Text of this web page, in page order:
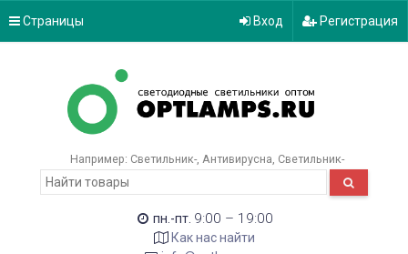
Страницы Вход Регистрация
Например: Светильник- Антивирусна Светильник-
пн.-пт. 9:00 – 19:00
Как нас найти